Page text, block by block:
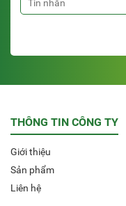
THÔNG TIN CÔNG TY
Giới thiệu
Sản phẩm
Liên hệ